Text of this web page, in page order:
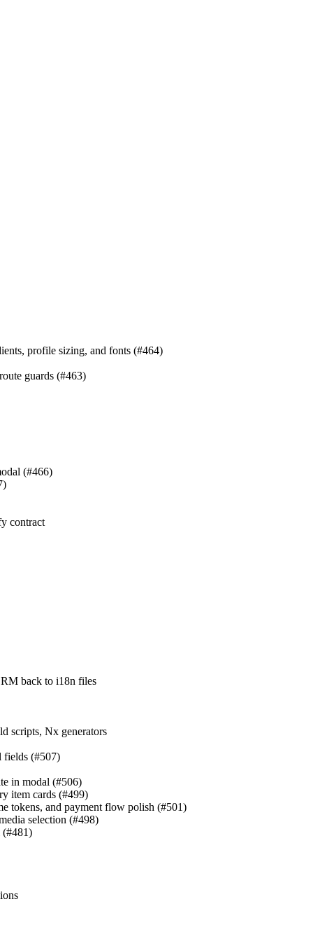
profile sizing, and fonts (#464)
guards (#463)
(#466)
contract
back to i18n files
scripts, Nx generators
fields (#507)
in modal (#506)
item cards (#499)
tokens, and payment flow polish (#501)
selection (#498)
(#481)